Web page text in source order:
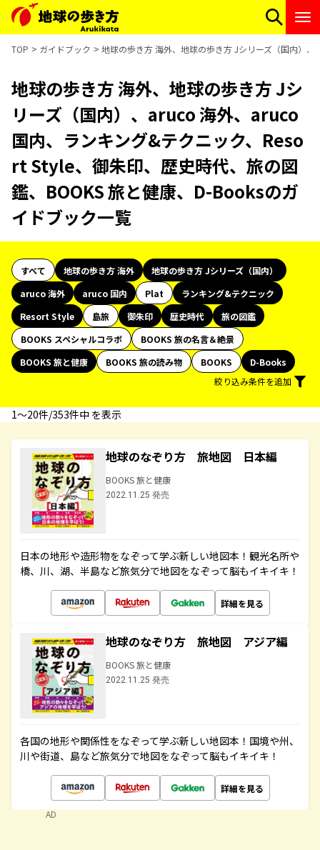
TOP ガイドブック 地球の歩き方 海外、地球の歩き方 Jシリーズ（国内）
地球の歩き方 海外、地球の歩き方 Jシ
リーズ（国内）、aruco 海外、aruco
国内、ランキング&テクニック、Reso
rt Style、御朱印、歴史時代、旅の図
鑑、BOOKS 旅と健康、D-Booksのガ
イドブック一覧
すべて 地球の歩き方 海外
地球の歩き方 Jシリーズ（国内）
aruco 海外
aruco 国内 Plat
ランキング&テクニック
Resort Style
島旅 御朱印 歴史時代
旅の図鑑
BOOKS スペシャルコラボ
BOOKS 旅の名言＆絶景
BOOKS 旅と健康
BOOKS 旅の読み物 BOOKS
D-Books
絞り込み条件を追加
1〜20件/353件中 を表示
地球のなぞり方 旅地図 日本編
BOOKS 旅と健康
2022.11.25 発売
日本の地形や造形物をなぞって学ぶ新しい地図本！観光名所や
橋、川、湖、半島など旅気分で地図をなぞって脳もイキイキ！
詳細を見る
地球のなぞり方 旅地図 アジア編
BOOKS 旅と健康
2022.11.25 発売
各国の地形や関係性をなぞって学ぶ新しい地図本！国境や州、
川や街道、島など旅気分で地図をなぞって脳もイキイキ！
詳細を見る
AD